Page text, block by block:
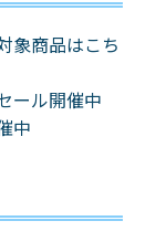
象商品はこち
ール開催中
中